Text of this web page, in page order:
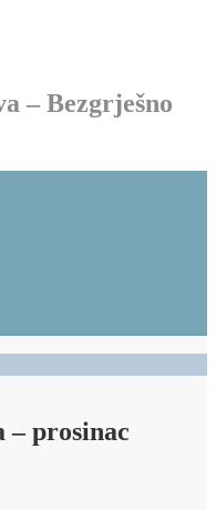
– Bezgrješno
– prosinac